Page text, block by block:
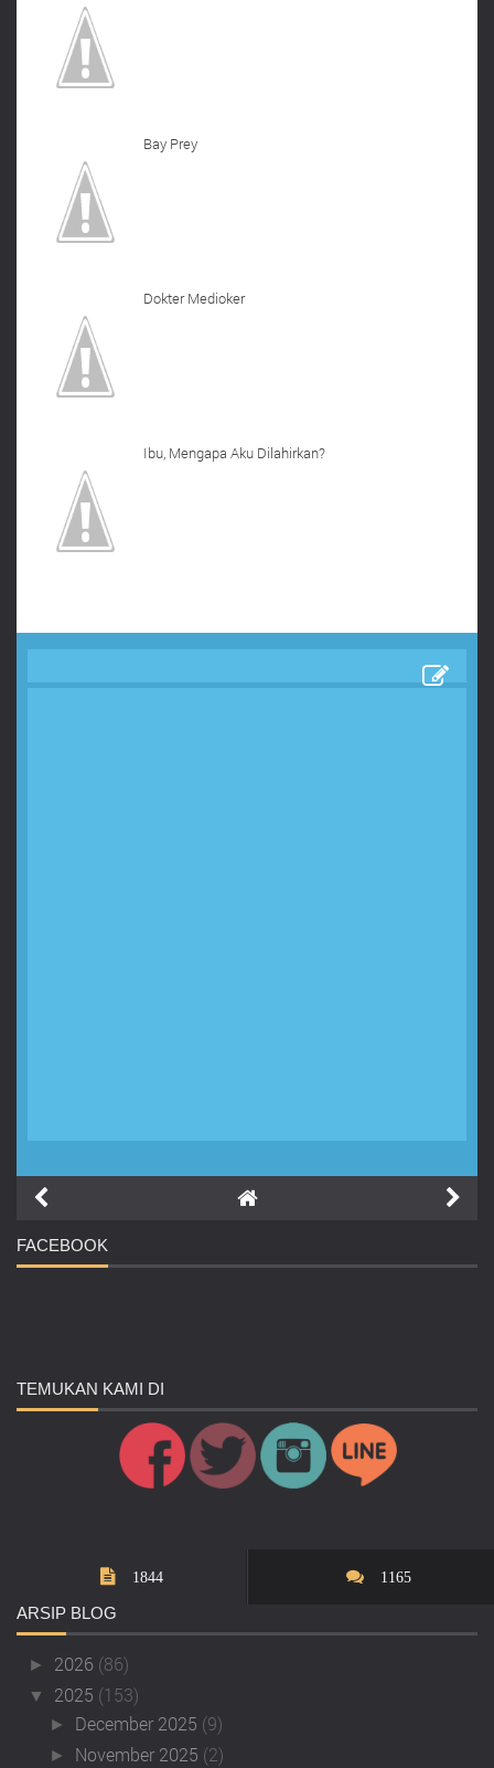
Bay Prey
Dokter Medioker
Ibu, Mengapa Aku Dilahirkan?
FACEBOOK
TEMUKAN KAMI DI
1844 1165
ARSIP BLOG
► 2026 (86)
▼ 2025 (153)
► December 2025 (9)
► November 2025 (2)